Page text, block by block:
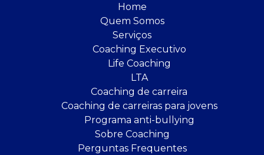
Home
Quem Somos
Serviços
Coaching Executivo
Life Coaching
LTA
Coaching de carreira
Coaching de carreiras para jovens
Programa anti-bullying
Sobre Coaching
Perguntas Frequentes